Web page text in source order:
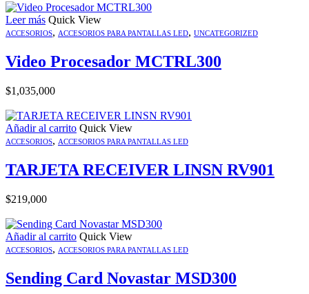
Leer más Quick View
ACCESORIOS, ACCESORIOS PARA PANTALLAS LED, UNCATEGORIZED
Video Procesador MCTRL300
$1,035,000
Añadir al carrito Quick View
ACCESORIOS, ACCESORIOS PARA PANTALLAS LED
TARJETA RECEIVER LINSN RV901
$219,000
Añadir al carrito Quick View
ACCESORIOS, ACCESORIOS PARA PANTALLAS LED
Sending Card Novastar MSD300